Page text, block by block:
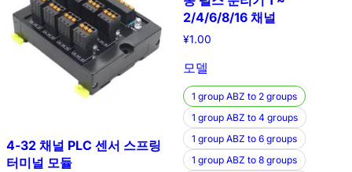
4-32 채널 PLC 센서 스프링
터미널 모듈
2/4/6/8/16 채널
¥1.00
모델
1 group ABZ to 2 groups
1 group ABZ to 4 groups
1 group ABZ to 6 groups
1 group ABZ to 8 groups